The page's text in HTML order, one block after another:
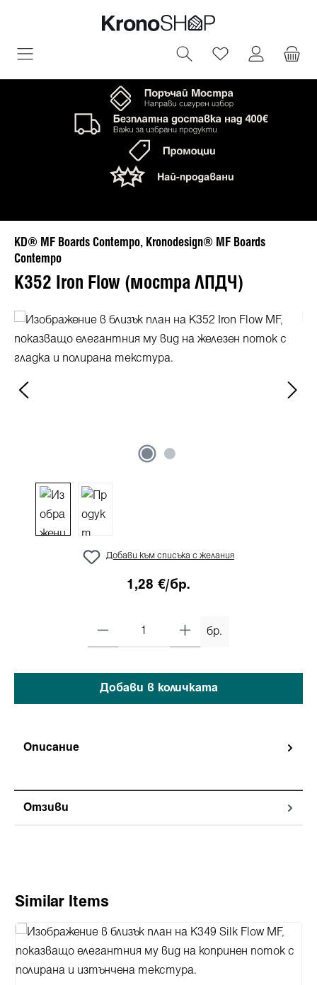
съдържание
Имате 0
KD® MF Boards Contempo, Kronodesign® MF Boards
Contempo
K352 Iron Flow (мостра ЛПДЧ)
Пропуснете галерия с изображения
Добави към списъка с желания
1,28 €/бр.
бр.
Добави в количката
Описание
Отзиви
Пропуснете продуктовата галерия
Similar Items